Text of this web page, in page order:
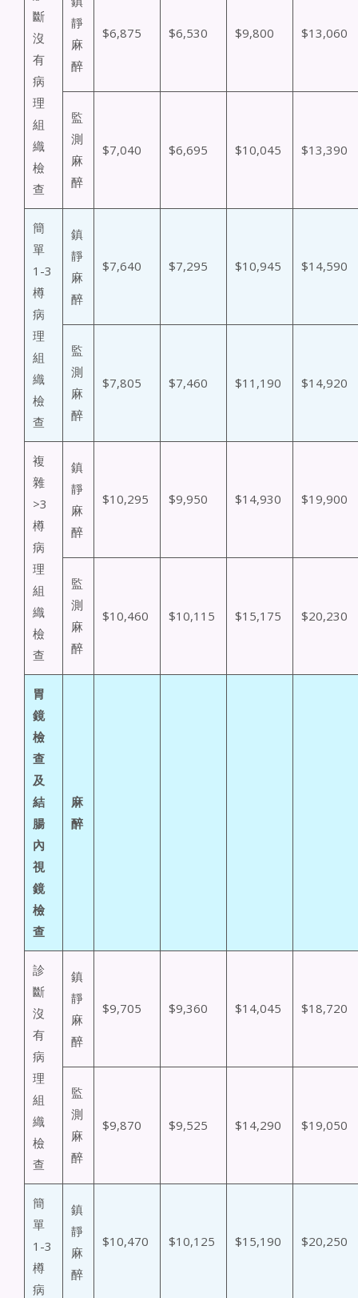
斷
沒
有
病
理
組
織
檢
查
靜
麻
醉
$6,875 $6,530 $9,800 $13,060
監
測
麻
醉
$7,040 $6,695 $10,045 $13,390
簡
單
1-3
樽
病
理
組
織
檢
查
鎮
靜
麻
醉
$7,640 $7,295 $10,945 $14,590
監
測
麻
醉
$7,805 $7,460 $11,190 $14,920
複
雜
>3
樽
病
理
組
織
檢
查
鎮
靜
麻
醉
$10,295 $9,950 $14,930 $19,900
監
測
麻
醉
$10,460 $10,115 $15,175 $20,230
胃
鏡
檢
查
及
結
腸
內
視
鏡
檢
查
麻
醉
診
斷
沒
有
病
理
組
織
檢
查
鎮
靜
麻
醉
$9,705 $9,360 $14,045 $18,720
監
測
麻
醉
$9,870 $9,525 $14,290 $19,050
簡
單
1-3
樽
病
鎮
靜
麻
醉
$10,470 $10,125 $15,190 $20,250